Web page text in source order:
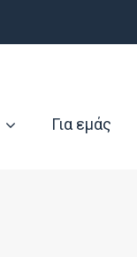
Για εμάς